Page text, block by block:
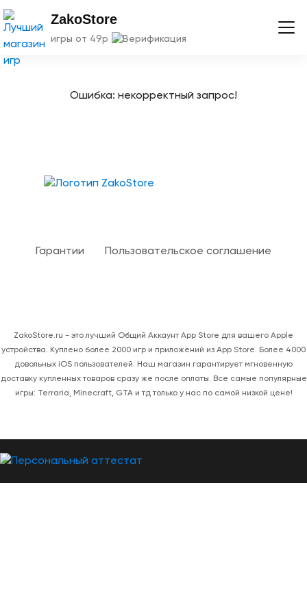
ZakoStore
игры от 49р
Ошибка: некорректный запрос!
Гарантии Пользовательское соглашение
ZakoStore.ru - это лучший Общий Аккаунт App Store для вашего Apple
устройства. Куплено более 2000 игр и приложений из App Store. Более 4000
довольных iOS пользователей. Наш магазин гарантирует мгновенную
доставку купленных товаров сразу же после оплаты. Все самые популярные
игры: Terraria, Minecraft, GTA и тд только у нас по самой низкой цене!